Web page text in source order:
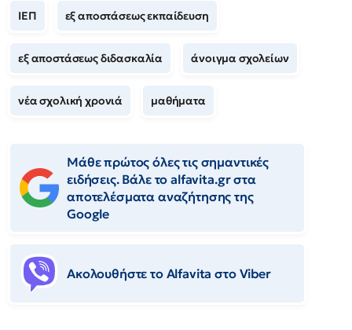
ΙΕΠ εξ αποστάσεως εκπαίδευση
εξ αποστάσεως διδασκαλία άνοιγμα σχολείων
νέα σχολική χρονιά μαθήματα
Μάθε πρώτος όλες τις σημαντικές
ειδήσεις. Βάλε το alfavita.gr στα
αποτελέσματα αναζήτησης της
Google
Ακολουθήστε το Αlfavita στο Viber